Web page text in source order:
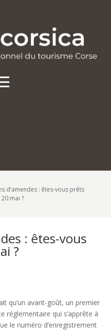
d’amendes : êtes-vous prêts
mai ?
: êtes-vous
?
qu’un avant-goût, un premier
réglementaire qui s’apprête à
le numéro d’enregistrement